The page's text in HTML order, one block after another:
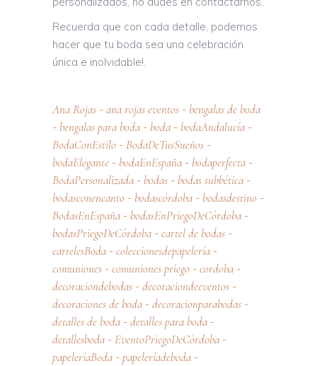
Recuerda que con cada detalle, podemos
hacer que tu boda sea una celebración
única e inolvidable!.
Ana Rojas - ana rojas eventos - bengalas de boda
- bengalas para boda - boda - bodaAndalucía -
BodaConEstilo - BodaDeTusSueños -
bodaElegante - bodaEnEspaña - bodaperfecta -
BodaPersonalizada - bodas - bodas subbética -
bodasconencanto - bodascórdoba - bodasdestino -
BodasEnEspaña - bodasEnPriegoDeCórdoba -
bodasPriegoDeCórdoba - cartel de bodas -
cartelesBoda - coleccionesdepapelería -
comuniones - comuniones priego - cordoba -
decoraciondebodas - decoraciondeeventos -
decoraciones de boda - decoracionparabodas -
detalles de boda - detalles para boda -
detallesboda - EventoPriegoDeCórdoba -
papeleríaBoda - papeleríadeboda -